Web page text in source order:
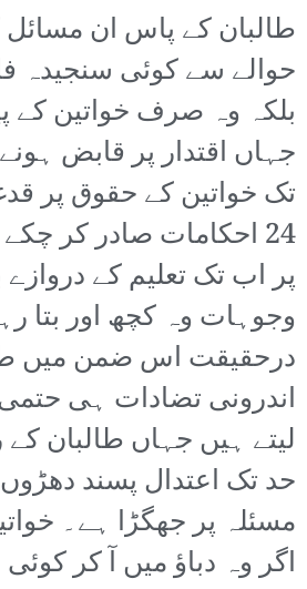
طالبان کے پاس ان
حوالے سے کوئی سنجیدہ
بلکہ وہ صرف خواتین کے
جہاں اقتدار پر قابض
تک خواتین کے حقوق پر
24 احکامات صادر کر
پر اب تک تعلیم کے
وجوہات وہ کچھ اور بتا
درحقیقت اس ضمن میں
اندرونی تضادات ہی
لیتے ہیں جہاں طالبان
حد تک اعتدال پسند
مسئلہ پر جھگڑا ہے۔
اگر وہ دباؤ میں آ کر